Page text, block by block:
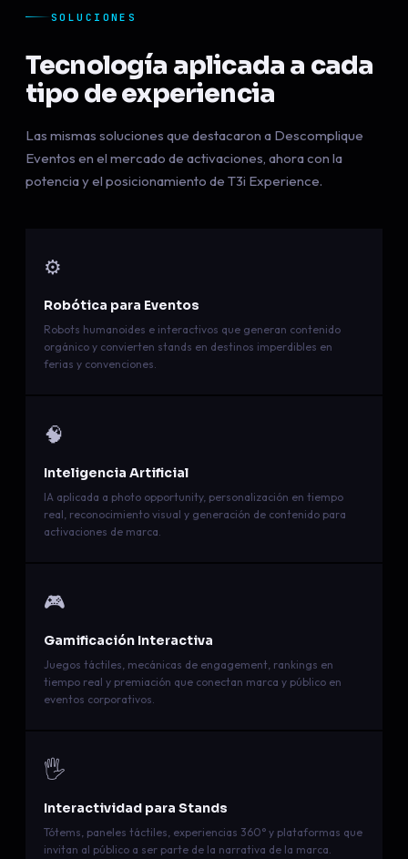
SOLUCIONES
Tecnología aplicada a cada
tipo de experiencia
Las mismas soluciones que destacaron a Descomplique
Eventos en el mercado de activaciones, ahora con la
potencia y el posicionamiento de T3i Experience.
⚙️
Robótica para Eventos
Robots humanoides e interactivos que generan contenido
orgánico y convierten stands en destinos imperdibles en
ferias y convenciones.
🧠
Inteligencia Artificial
IA aplicada a photo opportunity, personalización en tiempo
real, reconocimiento visual y generación de contenido para
activaciones de marca.
🎮
Gamificación Interactiva
Juegos táctiles, mecánicas de engagement, rankings en
tiempo real y premiación que conectan marca y público en
eventos corporativos.
🖐️
Interactividad para Stands
Tótems, paneles táctiles, experiencias 360° y plataformas que
invitan al público a ser parte de la narrativa de la marca.